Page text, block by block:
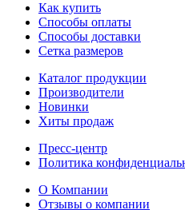
Как купить
Способы оплаты
Способы доставки
Сетка размеров
Каталог продукции
Производители
Новинки
Хиты продаж
Пресс-центр
Политика
О Компании
Отзывы о компании